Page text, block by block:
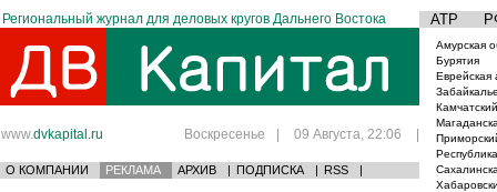
Региональный журнал для деловых кругов Дальнего Востока АТР
www.dvkapital.ru Воскресенье | 09 Августа, 22:06 |
О КОМПАНИИ РЕКЛАМА АРХИВ | ПОДПИСКА | RSS |
Амурская
Бурятия
Еврейская